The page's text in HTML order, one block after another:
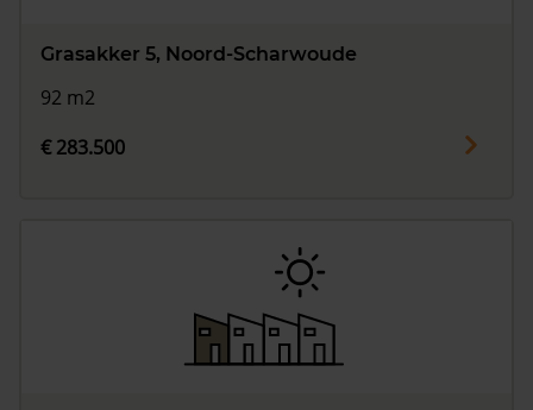
Grasakker 5, Noord-Scharwoude
92 m2
€ 283.500